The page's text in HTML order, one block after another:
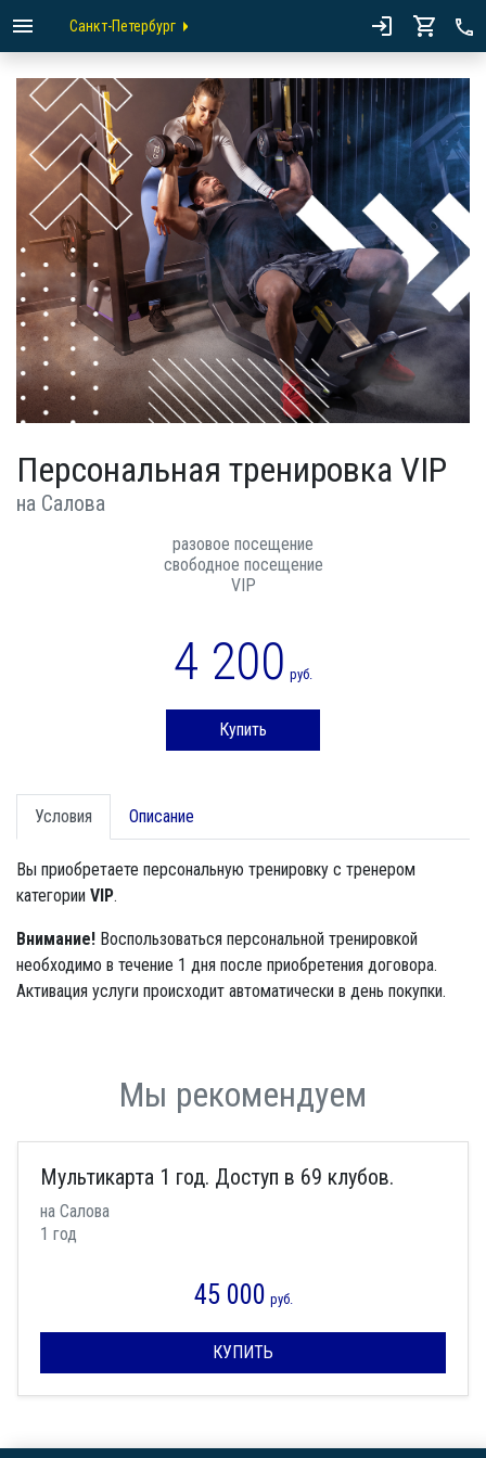
Санкт-Петербург
Персональная тренировка VIP
на Салова
разовое посещение
свободное посещение
VIP
4 200 руб.
Купить
Условия Описание
Вы приобретаете персональную тренировку с тренером
категории VIP.
Внимание! Воспользоваться персональной тренировкой
необходимо в течение 1 дня после приобретения договора.
Активация услуги происходит автоматически в день покупки.
Мы рекомендуем
Мультикарта 1 год. Доступ в 69 клубов.
на Салова
1 год
45 000 руб.
КУПИТЬ